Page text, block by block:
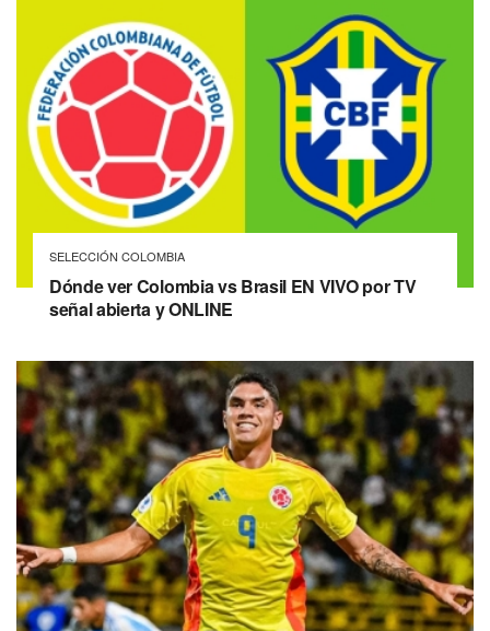
SELECCIÓN COLOMBIA
Dónde ver Colombia vs Brasil EN VIVO por TV
señal abierta y ONLINE